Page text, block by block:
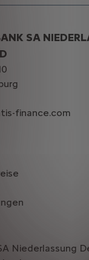
SA
finance.com
Niederlassung